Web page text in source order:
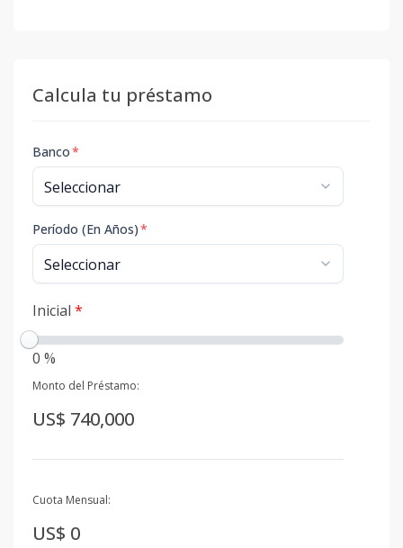
Calcula tu préstamo
Banco*
Período (En Años)*
Inicial *
0 %
Monto del Préstamo:
US$ 740,000
Cuota Mensual:
US$ 0